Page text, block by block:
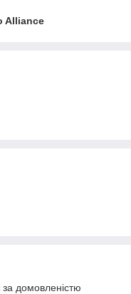
Alliance
домовленістю